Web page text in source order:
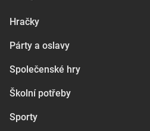
Hračky
Párty a oslavy
Společenské hry
Školní potřeby
Sporty